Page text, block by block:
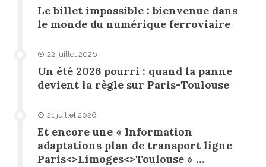
Le billet impossible : bienvenue dans
le monde du numérique ferroviaire
22 juillet 2026
Un été 2026 pourri : quand la panne
devient la règle sur Paris-Toulouse
21 juillet 2026
Et encore une « Information
adaptations plan de transport ligne
Paris<>Limoges<>Toulouse » …